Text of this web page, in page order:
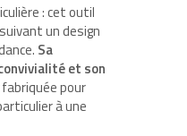
: cet outil
un design
Sa
et son
pour
à une